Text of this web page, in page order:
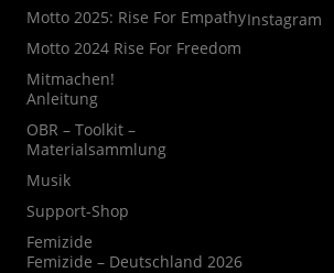
Motto 2025: Rise For Empathy
Motto 2024 Rise For Freedom
Mitmachen!
Anleitung
OBR – Toolkit –
Materialsammlung
Musik
Support-Shop
Femizide
Femizide – Deutschland 2026
Instagram